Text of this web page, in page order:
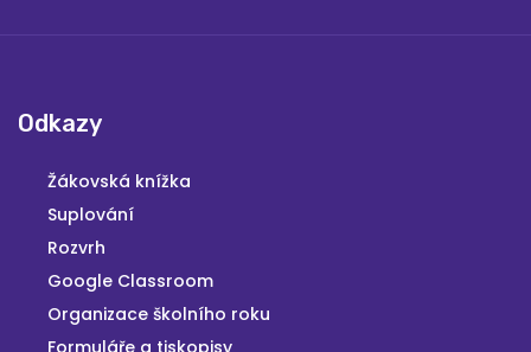
Odkazy
Žákovská knížka
Suplování
Rozvrh
Google Classroom
Organizace školního roku
Formuláře a tiskopisy